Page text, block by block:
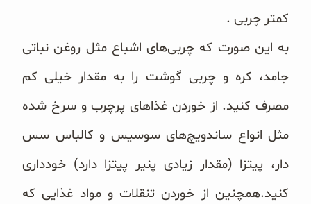
کمتر چربی .
به این صورت که چربی‌های اشباع مثل روغن نباتی
جامد، کره و چربی گوشت را به مقدار خیلی کم
مصرف کنید. از خوردن غذاهای پرچرب و سرخ شده
مثل انواع ساندویچ‌های سوسیس و کالباس سس
دار، پیتزا (مقدار زیادی پنیر پیتزا دارد) خودداری
کنید.همچنین از خوردن تنقلات و مواد غذایی که